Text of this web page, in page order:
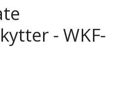
- WKF-